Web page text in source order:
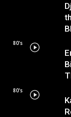
80's
80's